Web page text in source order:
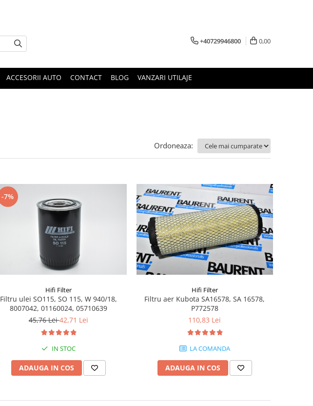
+40729946800 0,00
ACCESORII AUTO CONTACT BLOG VANZARI UTILAJE
Ordoneaza:
-7%
Hifi Filter
Filtru ulei SO115, SO 115, W 940/18,
8007042, 01160024, 05710639
45,76 Lei42,71 Lei
IN STOC
ADAUGA IN COS
Hifi Filter
Filtru aer Kubota SA16578, SA 16578,
P772578
110,83 Lei
LA COMANDA
ADAUGA IN COS